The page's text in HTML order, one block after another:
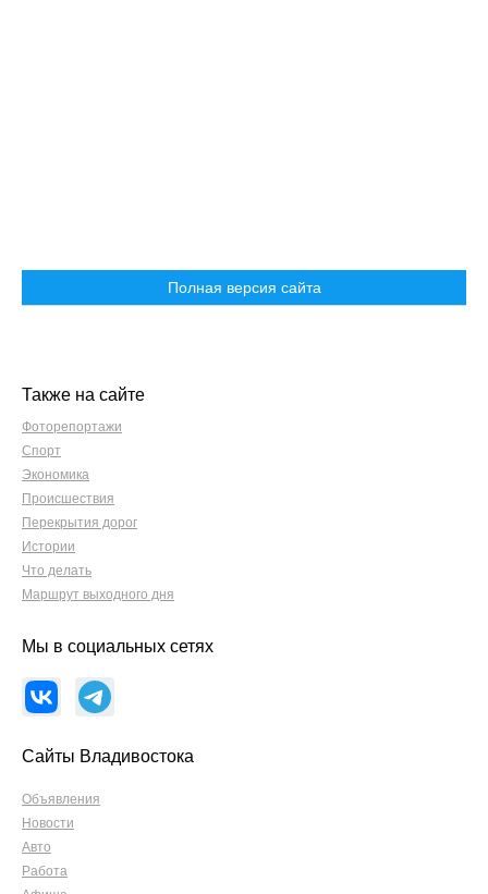
Полная версия сайта
Также на сайте
Фоторепортажи
Спорт
Экономика
Происшествия
Перекрытия дорог
Истории
Что делать
Маршрут выходного дня
Мы в социальных сетях
Сайты Владивостока
Объявления
Новости
Авто
Работа